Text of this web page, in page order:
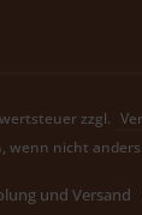
zzgl.
wenn nicht
und Versand